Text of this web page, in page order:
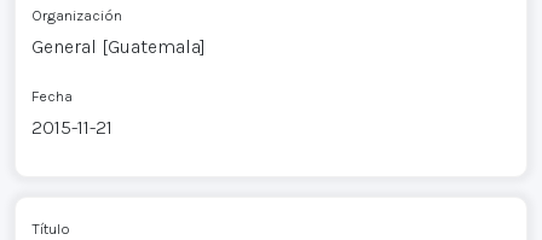
Organización
General [Guatemala]
Fecha
2015-11-21
Título